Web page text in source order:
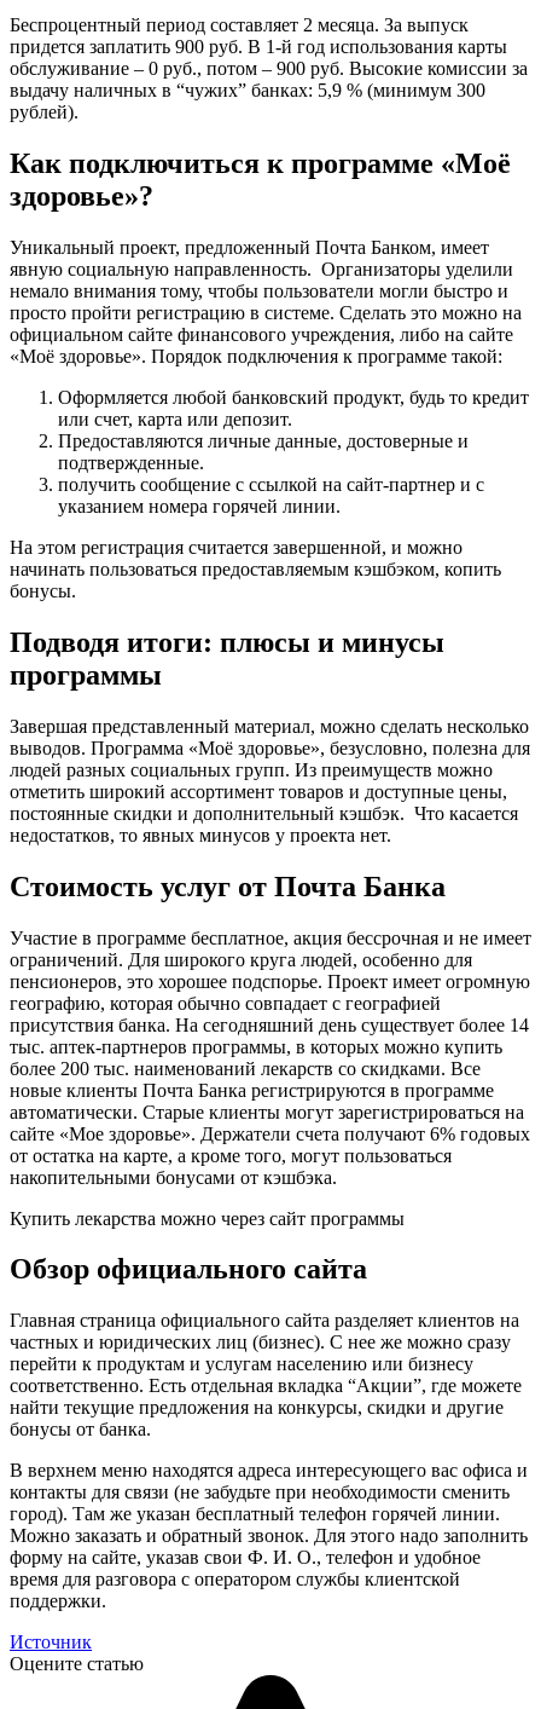
Беспроцентный период составляет 2 месяца. За выпуск
придется заплатить 900 руб. В 1-й год использования карты
обслуживание – 0 руб., потом – 900 руб. Высокие комиссии за
выдачу наличных в “чужих” банках: 5,9 % (минимум 300
рублей).
Как подключиться к программе «Моё
здоровье»?
Уникальный проект, предложенный Почта Банком, имеет
явную социальную направленность. Организаторы уделили
немало внимания тому, чтобы пользователи могли быстро и
просто пройти регистрацию в системе. Сделать это можно на
официальном сайте финансового учреждения, либо на сайте
«Моё здоровье». Порядок подключения к программе такой:
Оформляется любой банковский продукт, будь то кредит
или счет, карта или депозит.
Предоставляются личные данные, достоверные и
подтвержденные.
получить сообщение с ссылкой на сайт-партнер и с
указанием номера горячей линии.
На этом регистрация считается завершенной, и можно
начинать пользоваться предоставляемым кэшбэком, копить
бонусы.
Подводя итоги: плюсы и минусы
программы
Завершая представленный материал, можно сделать несколько
выводов. Программа «Моё здоровье», безусловно, полезна для
людей разных социальных групп. Из преимуществ можно
отметить широкий ассортимент товаров и доступные цены,
постоянные скидки и дополнительный кэшбэк. Что касается
недостатков, то явных минусов у проекта нет.
Стоимость услуг от Почта Банка
Участие в программе бесплатное, акция бессрочная и не имеет
ограничений. Для широкого круга людей, особенно для
пенсионеров, это хорошее подспорье. Проект имеет огромную
географию, которая обычно совпадает с географией
присутствия банка. На сегодняшний день существует более 14
тыс. аптек-партнеров программы, в которых можно купить
более 200 тыс. наименований лекарств со скидками. Все
новые клиенты Почта Банка регистрируются в программе
автоматически. Старые клиенты могут зарегистрироваться на
сайте «Мое здоровье». Держатели счета получают 6% годовых
от остатка на карте, а кроме того, могут пользоваться
накопительными бонусами от кэшбэка.
Купить лекарства можно через сайт программы
Обзор официального сайта
Главная страница официального сайта разделяет клиентов на
частных и юридических лиц (бизнес). С нее же можно сразу
перейти к продуктам и услугам населению или бизнесу
соответственно. Есть отдельная вкладка “Акции”, где можете
найти текущие предложения на конкурсы, скидки и другие
бонусы от банка.
В верхнем меню находятся адреса интересующего вас офиса и
контакты для связи (не забудьте при необходимости сменить
город). Там же указан бесплатный телефон горячей линии.
Можно заказать и обратный звонок. Для этого надо заполнить
форму на сайте, указав свои Ф. И. О., телефон и удобное
время для разговора с оператором службы клиентской
поддержки.
Источник
Оцените статью